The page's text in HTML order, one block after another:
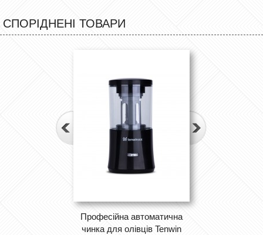
СПОРІДНЕНІ ТОВАРИ
Професійна автоматична
чинка для олівців Tenwin